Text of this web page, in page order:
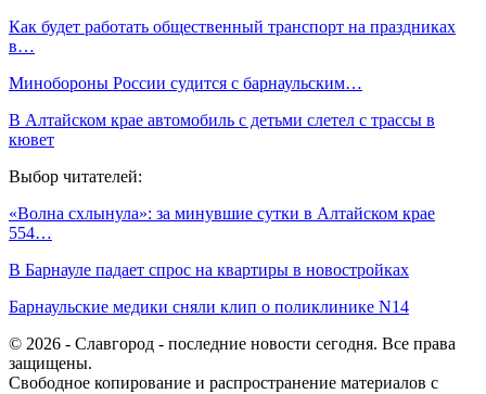
Как будет работать общественный транспорт на праздниках
в…
Минобороны России судится с барнаульским…
В Алтайском крае автомобиль с детьми слетел с трассы в
кювет
Выбор читателей:
«Волна схлынула»: за минувшие сутки в Алтайском крае
554…
В Барнауле падает спрос на квартиры в новостройках
Барнаульские медики сняли клип о поликлинике N14
© 2026 - Славгород - последние новости сегодня. Все права
защищены.
Свободное копирование и распространение материалов с